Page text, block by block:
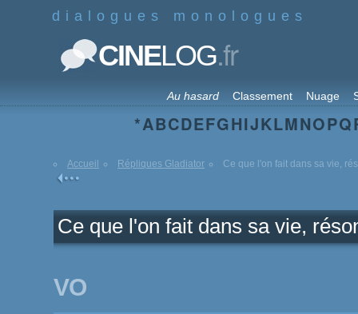
dialogues monologues
CINELOG.fr
Au hasard Classement Nuage
*ABCDEFGHIJKLMNOPQ
Accueil Répliques Gladiator Ce que l'on fait dans sa vie,
Ce que l'on fait dans sa vie,
VO